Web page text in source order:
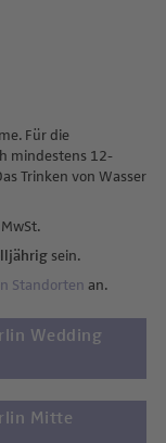
Für die
mindestens 12-
Trinken von Wasser
sein.
Standorten an.
Wedding
Mitte